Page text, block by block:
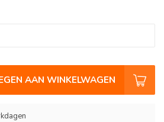
AAN WINKELWAGEN